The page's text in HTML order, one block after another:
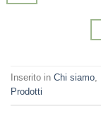
Inserito in Chi siamo,
Prodotti